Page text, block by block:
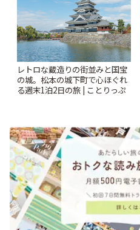
レトロな蔵造りの街並みと国宝
の城。松本の城下町で心ほぐれ
る週末1泊2日の旅 | ことりっぷ